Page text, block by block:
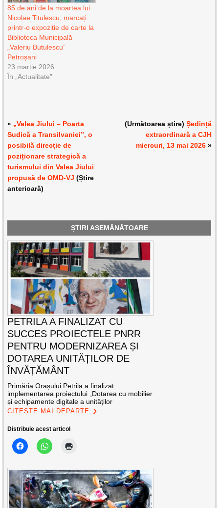
85 de ani de la moartea lui
Nicolae Titulescu, marcați
printr-o expoziție de carte la
Biblioteca Municipală
„Valeriu Butulescu”
Petroșani
23 martie 2026
În „Actualitate”
« „Valea Jiului – Poarta
Sudică a Transilvaniei”, o
posibilă direcție de
poziționare strategică a
turismului din Valea Jiului
propusă de OMD-VJ (Știre
anterioară)
(Următoarea știre) Ședință
extraordinară a CJH
miercuri, 13 mai 2026»
ȘTIRI ASEMĂNĂTOARE
PETRILA A FINALIZAT CU
SUCCES PROIECTELE PNRR
PENTRU MODERNIZAREA ȘI
DOTAREA UNITĂȚILOR DE
ÎNVĂȚĂMÂNT
Primăria Orașului Petrila a finalizat
implementarea proiectului „Dotarea cu mobilier
și echipamente digitale a unităților
CITEȘTE MAI DEPARTE
Distribuie acest articol